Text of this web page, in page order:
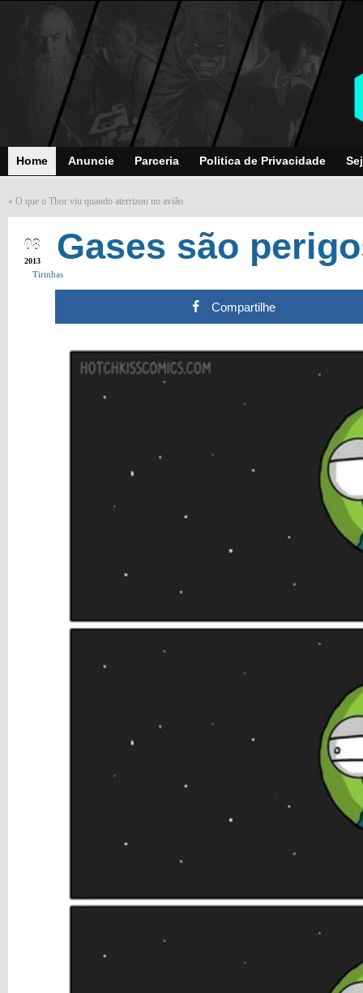
Home Anuncie Parceria Politica de Privacidade
« O que o Thor viu quando aterrizou no avião
08
2013 Gases são
Tirinhas
Compartilhe